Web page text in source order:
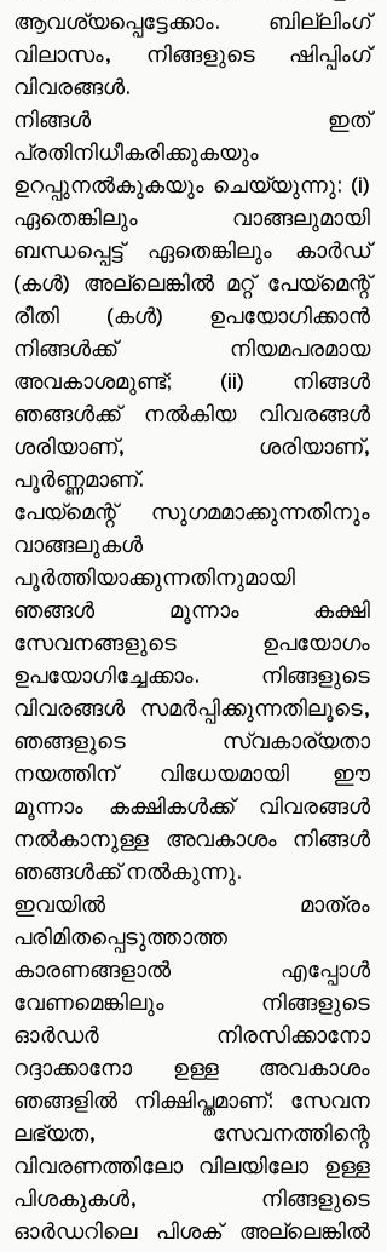
ആവശ്യപ്പെട്ടേക്കാം. ബില്ലിംഗ്
വിലാസം, നിങ്ങളുടെ ഷിപ്പിംഗ്
വിവരങ്ങൾ.
നിങ്ങൾ ഇത്
പ്രതിനിധീകരിക്കുകയും
ഉറപ്പുനൽകുകയും ചെയ്യുന്നു: (i)
ഏതെങ്കിലും വാങ്ങലുമായി
ബന്ധപ്പെട്ട് ഏതെങ്കിലും കാർഡ്
(കൾ) അല്ലെങ്കിൽ മറ്റ് പേയ്‌മെന്റ്
രീതി (കൾ) ഉപയോഗിക്കാൻ
നിങ്ങൾക്ക് നിയമപരമായ
അവകാശമുണ്ട്; (ii) നിങ്ങൾ
ഞങ്ങൾക്ക് നൽകിയ വിവരങ്ങൾ
ശരിയാണ്, ശരിയാണ്,
പൂർണ്ണമാണ്.
പേയ്‌മെന്റ് സുഗമമാക്കുന്നതിനും
വാങ്ങലുകൾ
പൂർത്തിയാക്കുന്നതിനുമായി
ഞങ്ങൾ മൂന്നാം കക്ഷി
സേവനങ്ങളുടെ ഉപയോഗം
ഉപയോഗിച്ചേക്കാം. നിങ്ങളുടെ
വിവരങ്ങൾ സമർപ്പിക്കുന്നതിലൂടെ,
ഞങ്ങളുടെ സ്വകാര്യതാ
നയത്തിന് വിധേയമായി ഈ
മൂന്നാം കക്ഷികൾക്ക് വിവരങ്ങൾ
നൽകാനുള്ള അവകാശം നിങ്ങൾ
ഞങ്ങൾക്ക് നൽകുന്നു.
ഇവയിൽ മാത്രം
പരിമിതപ്പെടുത്താത്ത
കാരണങ്ങളാൽ എപ്പോൾ
വേണമെങ്കിലും നിങ്ങളുടെ
ഓർഡർ നിരസിക്കാനോ
റദ്ദാക്കാനോ ഉള്ള അവകാശം
ഞങ്ങളിൽ നിക്ഷിപ്തമാണ്: സേവന
ലഭ്യത, സേവനത്തിന്റെ
വിവരണത്തിലോ വിലയിലോ ഉള്ള
പിശകുകൾ, നിങ്ങളുടെ
ഓർഡറിലെ പിശക് അല്ലെങ്കിൽ